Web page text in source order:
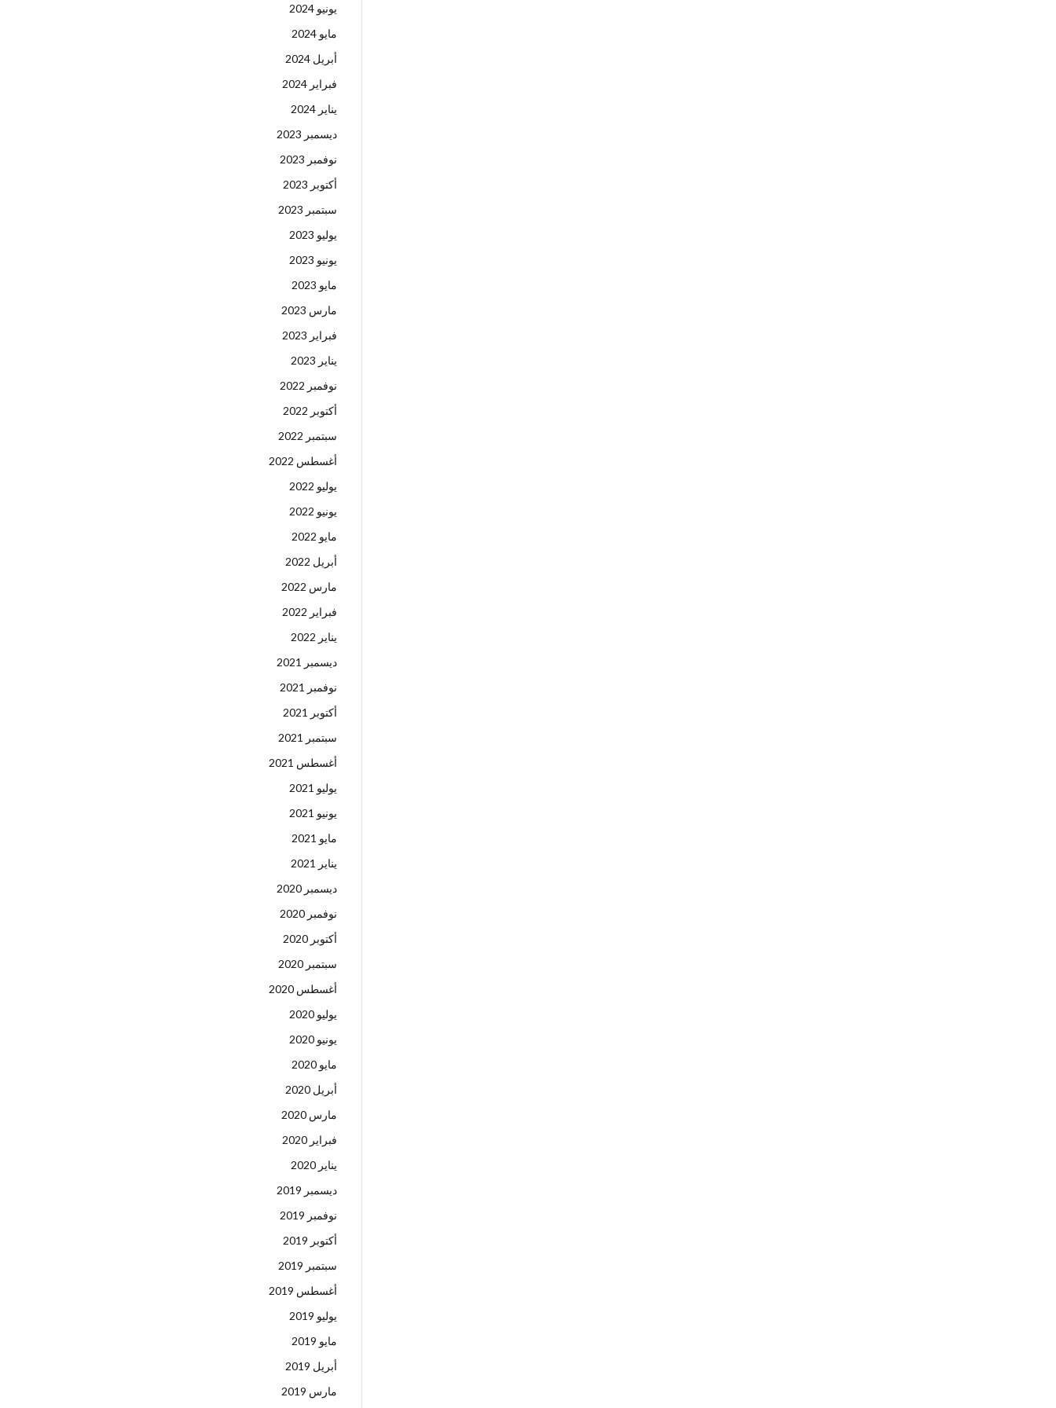
يونيو 2024
مايو 2024
أبريل 2024
فبراير 2024
يناير 2024
ديسمبر 2023
نوفمبر 2023
أكتوبر 2023
سبتمبر 2023
يوليو 2023
يونيو 2023
مايو 2023
مارس 2023
فبراير 2023
يناير 2023
نوفمبر 2022
أكتوبر 2022
سبتمبر 2022
أغسطس 2022
يوليو 2022
يونيو 2022
مايو 2022
أبريل 2022
مارس 2022
فبراير 2022
يناير 2022
ديسمبر 2021
نوفمبر 2021
أكتوبر 2021
سبتمبر 2021
أغسطس 2021
يوليو 2021
يونيو 2021
مايو 2021
يناير 2021
ديسمبر 2020
نوفمبر 2020
أكتوبر 2020
سبتمبر 2020
أغسطس 2020
يوليو 2020
يونيو 2020
مايو 2020
أبريل 2020
مارس 2020
فبراير 2020
يناير 2020
ديسمبر 2019
نوفمبر 2019
أكتوبر 2019
سبتمبر 2019
أغسطس 2019
يوليو 2019
مايو 2019
أبريل 2019
مارس 2019